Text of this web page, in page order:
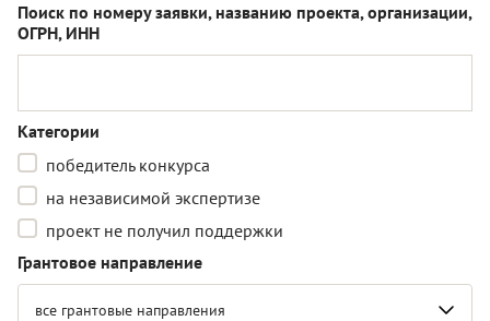
Поиск по номеру заявки, названию проекта, организации,
ОГРН, ИНН
Категории
победитель конкурса
на независимой экспертизе
проект не получил поддержки
Грантовое направление
все грантовые направления